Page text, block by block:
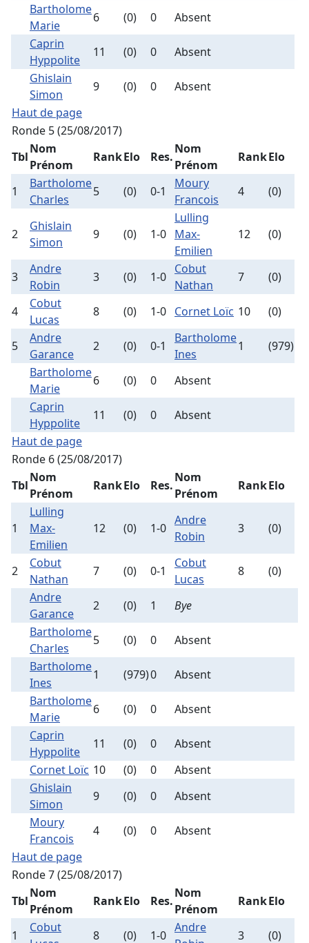
Bartholome
Marie
6 (0) 0
Absent
Caprin
Hyppolite
11 (0) 0
Absent
Ghislain
Simon
9 (0) 0
Absent
Haut de page
Ronde 5 (25/08/2017)
Tbl
Nom
Prénom
RankElo Res.
Nom
Prénom
RankElo
1
Bartholome
Charles
5 (0) 0-1
Moury
Francois
4 (0)
2
Ghislain
Simon
9 (0) 1-0
Lulling
Max-
Emilien
12 (0)
3
Andre
Robin
3 (0) 1-0
Cobut
Nathan
7 (0)
4
Cobut
Lucas
8 (0) 1-0 Cornet Loïc 10 (0)
5
Andre
Garance
2 (0) 0-1
Bartholome
Ines
1
(979)
Bartholome
Marie
6 (0) 0
Absent
Caprin
Hyppolite
11 (0) 0
Absent
Haut de page
Ronde 6 (25/08/2017)
Tbl
Nom
Prénom
RankElo Res.
Nom
Prénom
RankElo
1
Lulling
Max-
Emilien
12 (0) 1-0
Andre
Robin
3 (0)
2
Cobut
Nathan
7 (0) 0-1
Cobut
Lucas
8
(0)
Andre
Garance
2 (0) 1
Bye
Bartholome
Charles
5 (0) 0
Absent
Bartholome
Ines
1 (979)0
Absent
Bartholome
Marie
6 (0) 0
Absent
Caprin
Hyppolite
11 (0) 0
Absent
Cornet Loïc 10 (0) 0
Absent
Ghislain
Simon
9 (0) 0
Absent
Moury
Francois
4 (0) 0
Absent
Haut de page
Ronde 7 (25/08/2017)
Tbl
Nom
Prénom
RankElo Res.
Nom
Prénom
RankElo
1
Cobut
8 (0) 1-0
Andre
3 (0)